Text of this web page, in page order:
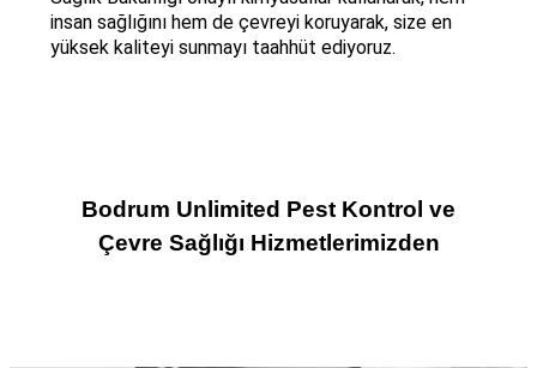
insan sağlığını hem de çevreyi koruyarak, size en
yüksek kaliteyi sunmayı taahhüt ediyoruz.
Bodrum Unlimited Pest Kontrol ve
Çevre Sağlığı Hizmetlerimizden